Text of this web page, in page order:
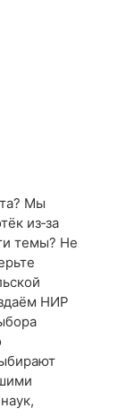
Мы
из‑за
темы? Не
НИР